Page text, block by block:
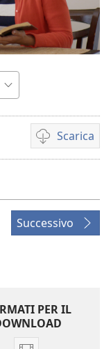
Scarica
Opzioni
per
dei
video
Successivo
PER IL